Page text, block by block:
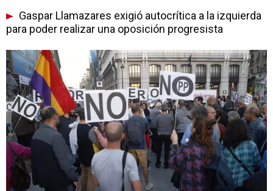
Gaspar Llamazares exigió autocrítica a la izquierda
para poder realizar una oposición progresista